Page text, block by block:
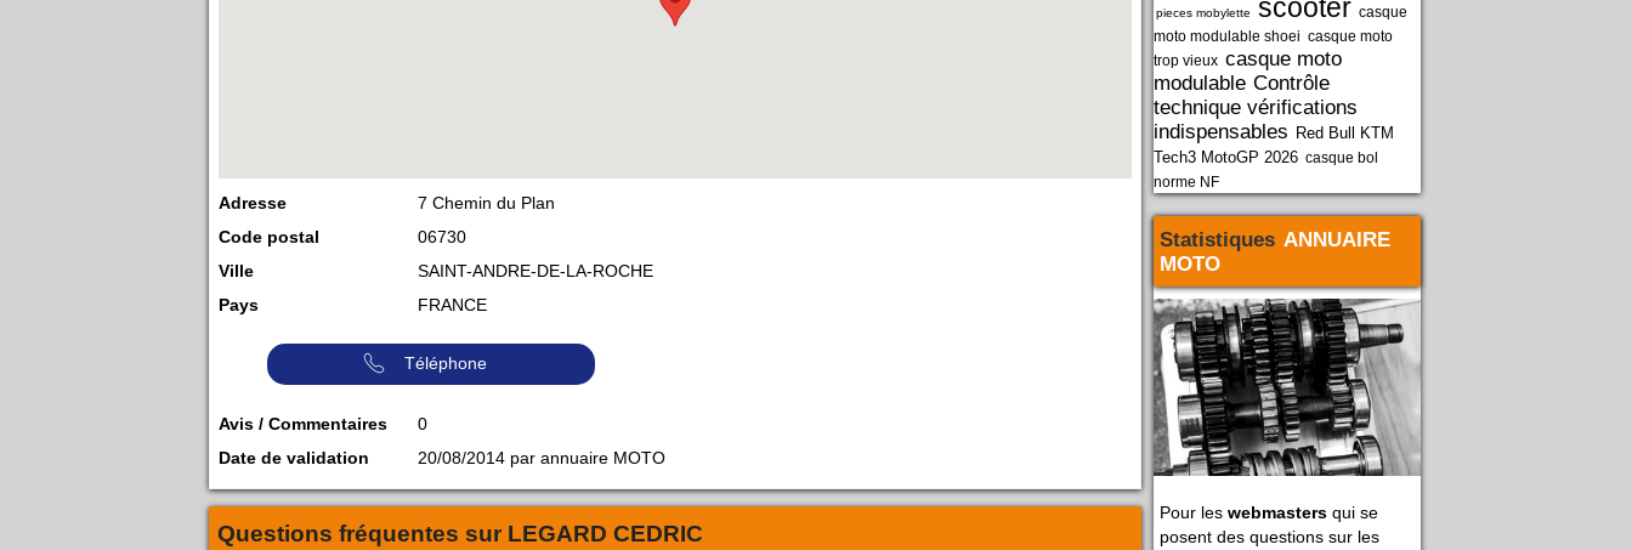
pieces mobylette scooter casque
moto modulable shoei casque moto
trop vieux casque moto
modulable Contrôle
technique vérifications
indispensables Red Bull KTM
Tech3 MotoGP 2026 casque bol
norme NF
Statistiques ANNUAIRE
MOTO
Pour les webmasters qui se
posent des questions sur les
Adresse
7 Chemin du Plan
Code postal
06730
Ville
SAINT-ANDRE-DE-LA-ROCHE
Pays
FRANCE
Téléphone
Avis / Commentaires
0
Date de validation
20/08/2014 par annuaire MOTO
Questions fréquentes sur LEGARD CEDRIC